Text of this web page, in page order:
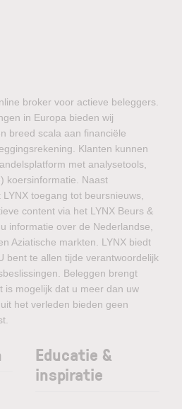
broker voor actieve beleggers.
in Europa bieden wij
breed scala aan financiële
Klanten kunnen
met analysetools,
koersinformatie. Naast
toegang tot beursnieuws,
content via het LYNX Beurs &
informatie over de Nederlandse,
Aziatische markten. LYNX biedt
bent te allen tijde verantwoordelijk
Beleggen brengt
is mogelijk dat u meer dan uw
het verleden bieden geen
Educatie &
inspiratie